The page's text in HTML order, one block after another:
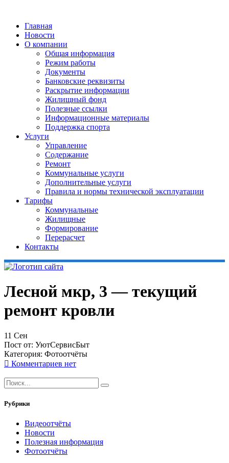
Главная
Новости
О компании
Общая информация
Режим работы
Документы
Банковские реквизиты
Раскрытие информации
Жилищный фонд
Полезные ссылки
Информационные материалы
Поддержка спорта
Услуги
Управление
Содержание
Ремонт
Коммунальные услуги
Дополнительные услуги
Правила и нормы технической эксплуатации
Тарифы
Коммунальные
Жилищные
Формирование
Перерасчет
Контакты
Лесной мкр, 3 — текущий
ремонт кровли
11 Сен
Пост от: УютСервисБыт
Категория: Фотоотчёты
Комментариев нет
Рубрики
Видеоотчёты
Новости
Полезная информация
Фотоотчёты